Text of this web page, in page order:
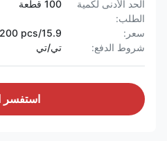
الحد الأدنى لكمية
الطلب:
100 قطعة
شروط الدفع:
تي/تي
استفسر الآن